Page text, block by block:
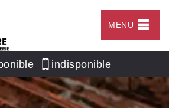
MENU
indisponible